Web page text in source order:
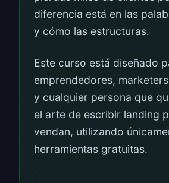
diferencia está en las
y cómo las estructuras.
Este curso está diseñado
emprendedores,
y cualquier persona que
el arte de escribir landing
vendan, utilizando
herramientas gratuitas.